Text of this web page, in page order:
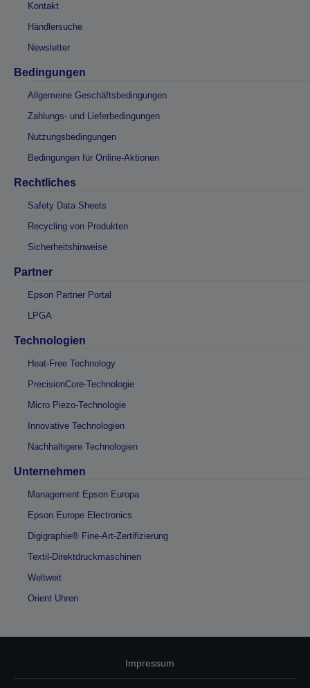
Kontakt
Händlersuche
Newsletter
Bedingungen
Allgemeine Geschäftsbedingungen
Zahlungs- und Lieferbedingungen
Nutzungsbedingungen
Bedingungen für Online-Aktionen
Rechtliches
Safety Data Sheets
Recycling von Produkten
Sicherheitshinweise
Partner
Epson Partner Portal
LPGA
Technologien
Heat-Free Technology
PrecisionCore-Technologie
Micro Piezo-Technologie
Innovative Technologien
Nachhaltigere Technologien
Unternehmen
Management Epson Europa
Epson Europe Electronics
Digigraphie® Fine-Art-Zertifizierung
Textil-Direktdruckmaschinen
Weltweit
Orient Uhren
Impressum